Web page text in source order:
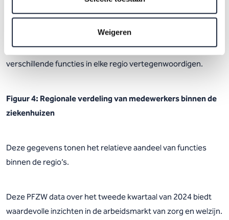
Weigeren
de regionale verdeling van medewerkers binnen de
ziekenhuizen, gebaseerd op de RegioPlus-indeling van de
arbeidsmarkt. Op de kaarten is te zien welk aandeel de
verschillende functies in elke regio vertegenwoordigen.
Figuur 4: Regionale verdeling van medewerkers binnen de
ziekenhuizen
Deze gegevens tonen het relatieve aandeel van functies
binnen de regio’s.
Deze PFZW data over het tweede kwartaal van 2024 biedt
waardevolle inzichten in de arbeidsmarkt van zorg en welzijn.